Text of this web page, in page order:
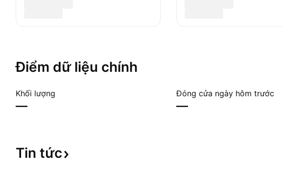
Điểm dữ liệu chính
Khối lượng
—
Đóng cửa ngày hôm trước
—
Tin tức